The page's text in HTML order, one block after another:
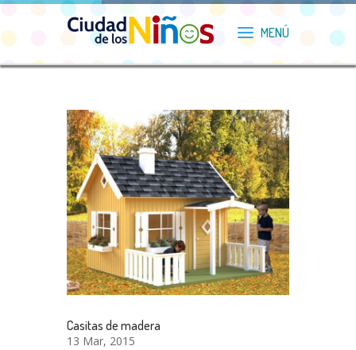
Casitas de madera
13 Mar, 2015